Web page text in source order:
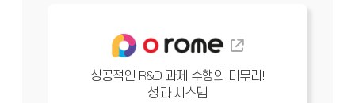
성공적인 R&D 과제 수행의 마무리!
성과 시스템